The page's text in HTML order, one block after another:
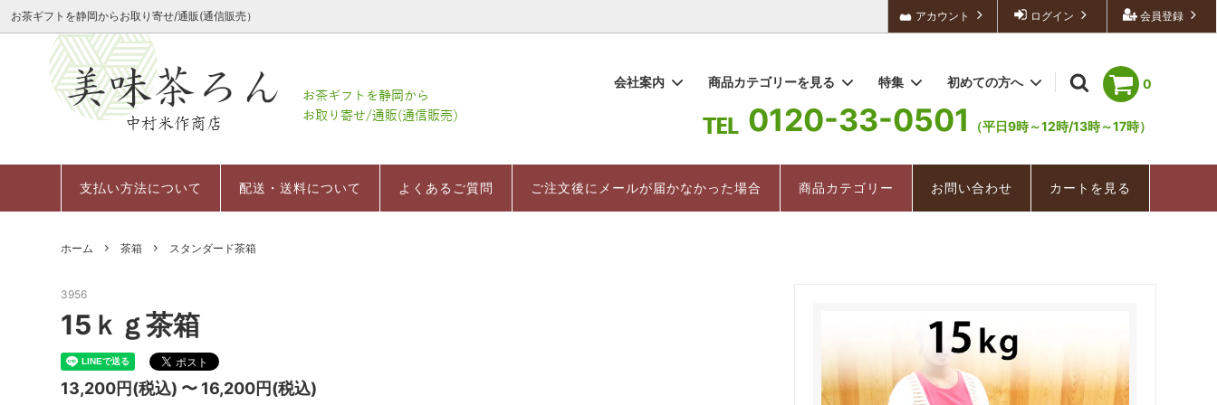
会員登録
ログイン
アカウント
お茶ギフトを静岡からお取り寄せ/通販(通信販売）
0
会社案内 商品カテゴリーを見る
粉末茶 幸せのお茶 まちこ 紅茶 お手軽茶（ティーバッグ）
冷茶/水出し茶 その他のお茶 健康茶/健康食品 美味紀行
お菓子（スイーツ）
特集
お祝いギフトミニ茶箱セット
日本茶インストラクター直伝 美味しい
お茶の入れ方
売上ランキング 深むし茶
初めての方へ
支払い方法について 返品について
0120-33-0501 （平日9時～12時/13時～17時）
支払い方法について 配送・送料について よくあるご質問 ご注文後にメールが届かなかった場合 商品カテゴリー お問い合わせ カートを見る
ホーム 茶箱 スタンダード茶箱
3956
15ｋｇ茶箱
13,200円(税込) 〜 16,200円(税込)